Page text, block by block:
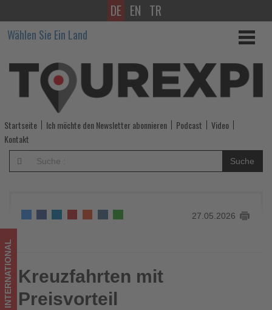
Kreuzfahrten
mit
Preisvorteil
Wissen,
was
im
los
ist!
DE EN TR
Wählen Sie Ein Land
Startseite Ich möchte den Newsletter abonnieren Podcast
Video
Kontakt
Suche
27.05.2026
Kreuzfahrten mit Preisvorteil
INTERNATIONAL Kreuzfahrten mit
Preisvorteil